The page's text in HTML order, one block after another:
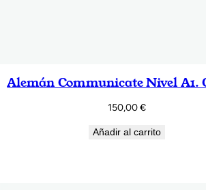
Alemán Communicate Nivel A1.
150,00€
Añadir al carrito